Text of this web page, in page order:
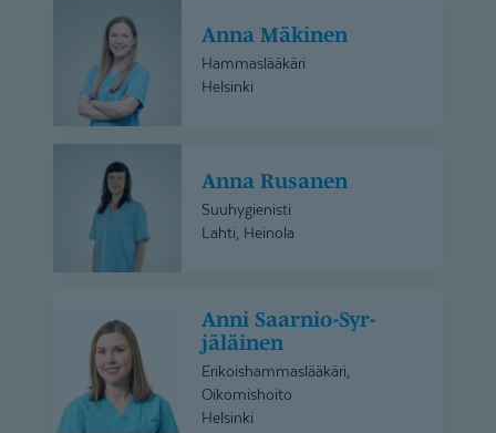
Mäkinen
Anna Mäkinen
Hammaslääkäri
Helsinki
Rusanen
Anna Rusanen
Suuhygienisti
Lahti, Heinola
Saarnio-
Syrjäläinen
Anni Saarnio-Syr­
jäläinen
Erikoishammaslääkäri,
Oikomishoito
Helsinki